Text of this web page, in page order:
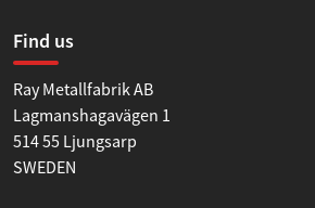
Find us
Ray Metallfabrik AB
Lagmanshagavägen 1
514 55 Ljungsarp
SWEDEN